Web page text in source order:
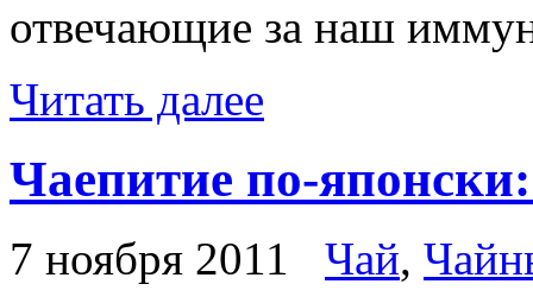
отвечающие за наш
Читать далее
Чаепитие по-
7 ноября 2011 Чай,